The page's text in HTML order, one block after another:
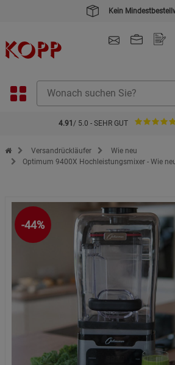
Kein
4.91 / 5.0 - SEHR GUT
Zur Startseite des Kopp Verlag Online-Shop
Versandrückläufer
Wie neu
Optimum 9400X Hochleistungsmixer - Wie
-44%